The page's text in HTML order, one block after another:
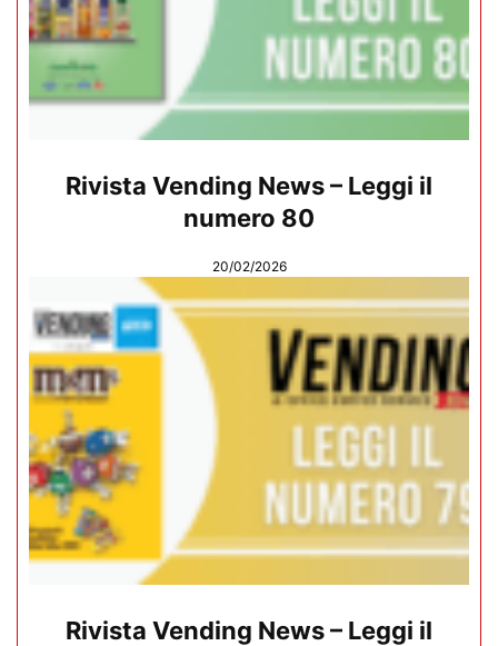
Rivista Vending News – Leggi il
numero 80
20/02/2026
Rivista Vending News – Leggi il